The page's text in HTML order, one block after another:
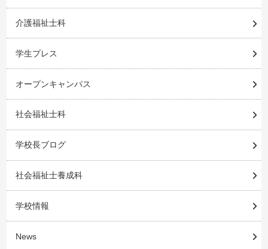
介護福祉士科
学生プレス
オープンキャンパス
社会福祉士科
学校長ブログ
社会福祉士養成科
学校情報
News